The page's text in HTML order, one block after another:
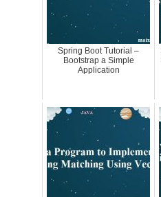
Spring Boot Tutorial –
Bootstrap a Simple
Application